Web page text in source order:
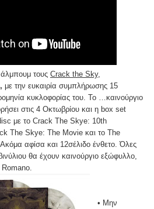
τους Crack the Sky,
με την ευκαιρία συμπλήρωσης 15
κυκλοφορίας του. Το …καινούργιο
στις 4 Οκτωβρίου και η box set
με το Crack The Skye: 10th
The Skye: The Movie και το The
αφίσα και 12σέλιδο ένθετο. Όλες
θα έχουν καινούργιο εξώφυλλο,
• Μην